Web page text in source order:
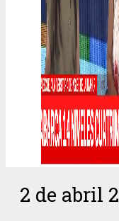
2 de abril